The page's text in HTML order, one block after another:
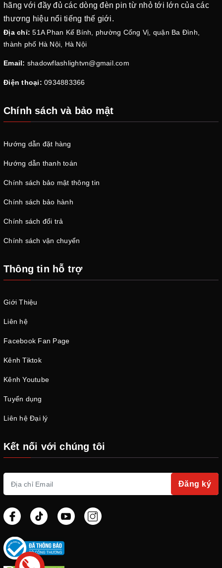
hãng với đầy đủ các dòng đèn pin từ nhỏ tới lớn của các
thương hiệu nổi tiếng thế giới.
Địa chỉ: 51A Phan Kế Bính, phường Cống Vị, quận Ba Đình,
thành phố Hà Nội, Hà Nội
Email: shadowflashlightvn@gmail.com
Điện thoại: 0934883366
Chính sách và bảo mật
Hướng dẫn đặt hàng
Hướng dẫn thanh toán
Chính sách bảo mật thông tin
Chính sách bảo hành
Chính sách đổi trả
Chính sách vận chuyển
Thông tin hỗ trợ
Giới Thiệu
Liên hệ
Facebook Fan Page
Kênh Tiktok
Kênh Youtube
Tuyển dụng
Liên hệ Đại lý
Kết nối với chúng tôi
Đăng ký